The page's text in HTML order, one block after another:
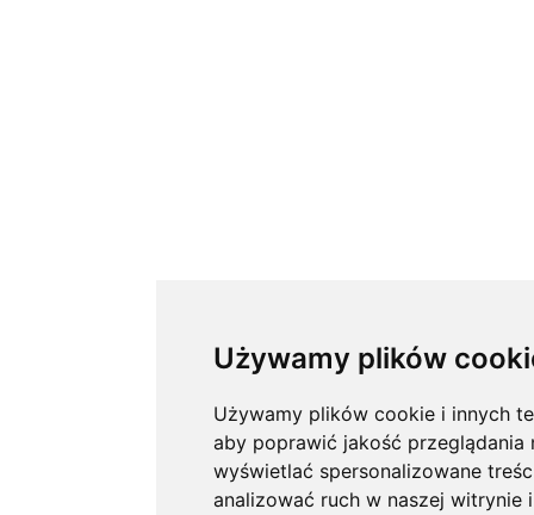
Używamy plików
Używamy plików cookie i innych
aby poprawić jakość przeglądania
wyświetlać spersonalizowane
analizować ruch w naszej witrynie